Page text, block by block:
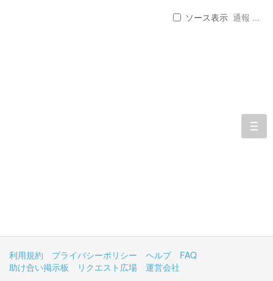
ソース表示 通報 ...
利用規約 プライバシーポリシー ヘルプ
FAQ
助け合い掲示板
リクエスト広場
運営会社